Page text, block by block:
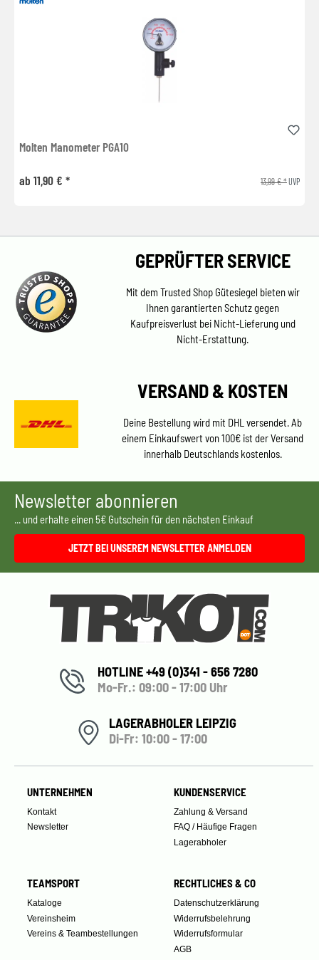
Molten Manometer PGA10
ab 11,90 € * 13,99 € *UVP
GEPRÜFTER SERVICE
Mit dem Trusted Shop Gütesiegel bieten wir
Ihnen garantierten Schutz gegen
Kaufpreisverlust bei Nicht-Lieferung und
Nicht-Erstattung.
VERSAND & KOSTEN
Deine Bestellung wird mit DHL versendet. Ab
einem Einkaufswert von 100€ ist der Versand
innerhalb Deutschlands kostenlos.
Newsletter abonnieren
... und erhalte einen 5€ Gutschein für den nächsten Einkauf
JETZT BEI UNSEREM NEWSLETTER ANMELDEN
HOTLINE +49 (0)341 - 656 7280
Mo-Fr.: 09:00 - 17:00 Uhr
LAGERABHOLER LEIPZIG
Di-Fr: 10:00 - 17:00
UNTERNEHMEN
Kontakt
Newsletter
KUNDENSERVICE
Zahlung & Versand
FAQ / Häufige Fragen
Lagerabholer
TEAMSPORT
Kataloge
Vereinsheim
Vereins & Teambestellungen
RECHTLICHES & CO
Datenschutzerklärung
Widerrufsbelehrung
Widerrufsformular
AGB